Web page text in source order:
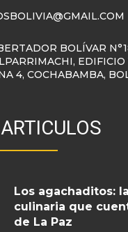
BOLÍVAR
EDIFICIO
4, COCHABAMBA,
Los agachaditos:
culinaria que
de La Paz